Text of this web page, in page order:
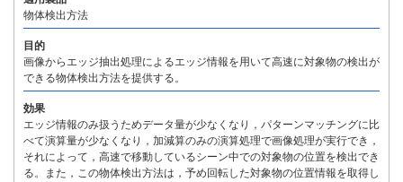
物体検出方法
目的
画像からエッジ抽出処理によるエッジ情報を用いて高速に対象物の検出が
できる物体検出方法を提供する。
効果
エッジ情報のみ扱うためデータ量が少なくなり，パターンマッチングに比
べて演算量が少なくなり，加減算のみの演算処理で画像処理が実行でき，
それによって，高速で移動しているシーン中での対象物の位置を検出でき
る。また，この物体検出方法は，予め回転した対象物の位置情報を取得し